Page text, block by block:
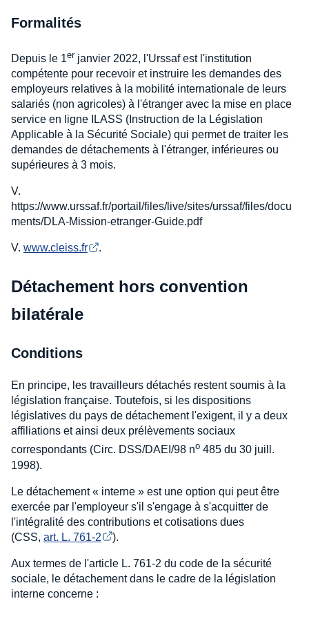
Formalités
Depuis le 1er janvier 2022, l'Urssaf est l'institution
compétente pour recevoir et instruire les demandes des
employeurs relatives à la mobilité internationale de leurs
salariés (non agricoles) à l'étranger avec la mise en place
service en ligne ILASS (Instruction de la Législation
Applicable à la Sécurité Sociale) qui permet de traiter les
demandes de détachements à l'étranger, inférieures ou
supérieures à 3 mois.
V.
https://www.urssaf.fr/portail/files/live/sites/urssaf/files/docu
ments/DLA-Mission-etranger-Guide.pdf
V. www.cleiss.fr .
Détachement hors convention
bilatérale
Conditions
En principe, les travailleurs détachés restent soumis à la
législation française. Toutefois, si les dispositions
législatives du pays de détachement l'exigent, il y a deux
affiliations et ainsi deux prélèvements sociaux
correspondants (Circ. DSS/DAEI/98 no 485 du 30 juill.
1998).
Le détachement « interne » est une option qui peut être
exercée par l'employeur s'il s'engage à s'acquitter de
l'intégralité des contributions et cotisations dues
(CSS, art. L. 761-2 ).
Aux termes de l'article L. 761-2 du code de la sécurité
sociale, le détachement dans le cadre de la législation
interne concerne :